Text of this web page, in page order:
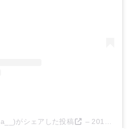
がシェアした投稿 – 2018年 6月月4日午前12時20分PDT